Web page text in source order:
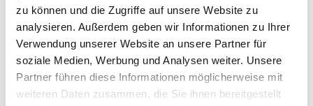
zu können und die Zugriffe auf unsere Website zu
analysieren. Außerdem geben wir Informationen zu Ihrer
Verwendung unserer Website an unsere Partner für
soziale Medien, Werbung und Analysen weiter. Unsere
Partner führen diese Informationen möglicherweise mit
weiteren Daten zusammen, die Sie ihnen bereitgestellt
Zusammensetzung
Hühnerbrühe; Huhn (bestehend aus Fleisch und Lebern) 20,0 %; Karotte
2,5 %; Spinat 0,50 %.